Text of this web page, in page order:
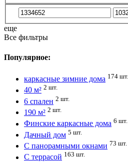
еще
Все фильтры
Популярное:
каркасные зимние дома 174 шт.
40 м² 2 шт.
6 спален 2 шт.
190 м² 2 шт.
Финские каркасные дома 6 шт.
Дачный дом 5 шт.
С панорамными окнами 73 шт.
С террасой 163 шт.